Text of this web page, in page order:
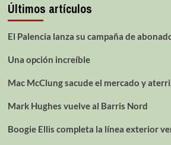
Últimos artículos
El Palencia lanza su campaña de
Una opción increíble
Mac McClung sacude el mercado y
Mark Hughes vuelve al Barris Nord
Boogie Ellis completa la línea exterior